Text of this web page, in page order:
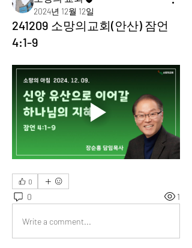
2024년 12월 12일
241209 소망의교회(안산) 잠언
4:1-9
0
0 1
Write a comment...